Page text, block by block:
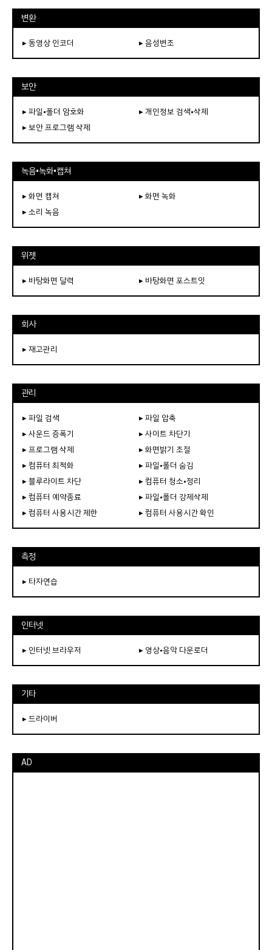
변환
▸ 동영상 인코더 ▸ 음성변조
보안
▸ 파일•폴더 암호화
▸ 개인정보 검색•삭제
▸ 보안 프로그램 삭제
녹음•녹화•캡쳐
▸ 화면 캡쳐
▸ 화면 녹화
▸ 소리 녹음
위젯
▸ 바탕화면 달력 ▸ 바탕화면 포스트잇
회사
▸ 재고관리
관리
▸ 파일 검색
▸ 파일 압축
▸ 사운드 증폭기
▸ 사이트 차단기
▸ 프로그램 삭제
▸ 화면밝기 조절
▸ 컴퓨터 최적화
▸ 파일•폴더 숨김
▸ 블루라이트 차단
▸ 컴퓨터 청소•정리
▸ 컴퓨터 예약종료
▸ 파일•폴더 강제삭제
▸ 컴퓨터 사용시간 제한
▸ 컴퓨터 사용시간 확인
측정
▸ 타자연습
인터넷
▸ 인터넷 브라우저 ▸ 영상•음악 다운로더
기타
▸ 드라이버
AD